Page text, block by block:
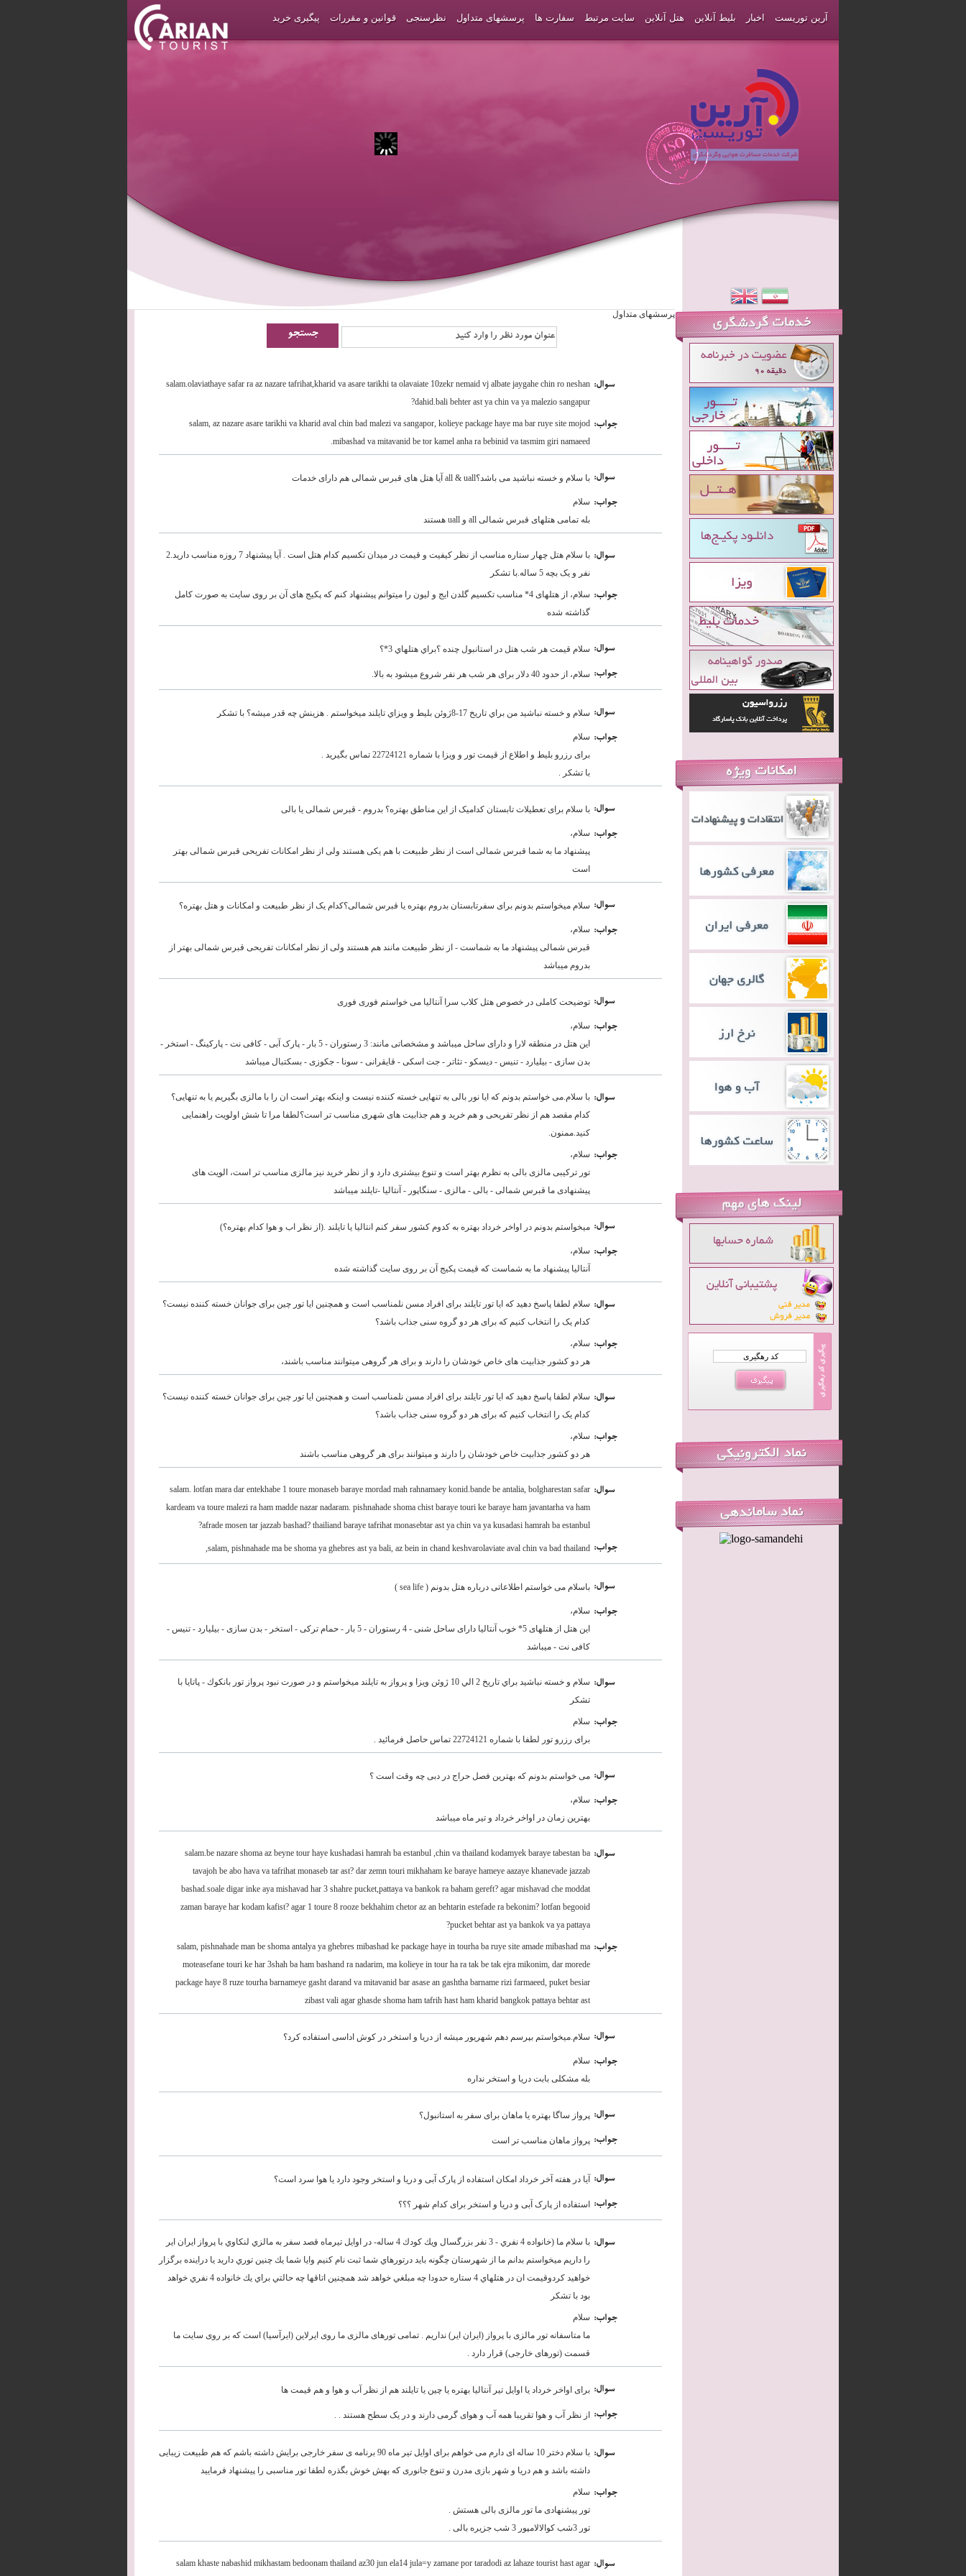
آرین توریست اخبار بلیط آنلاین هتل آنلاین سایت مرتبط سفارت ها پرسشهای متداول نظرسنجی قوانین و مقررات پیگیری خرید
پرسشهای متداول
salam.olaviathaye safar ra az nazare tafrihat,kharid va asare tarikhi ta olavaiate 10zekr nemaid vj albate jaygahe chin ro neshan
dahid.bali behter ast ya chin va ya malezio sangapur?
:سوال
salam, az nazare asare tarikhi va kharid aval chin bad malezi va sangapor, kolieye package haye ma bar ruye site mojod
mibashad va mitavanid be tor kamel anha ra bebinid va tasmim giri namaeed.
:جواب
با سلام و خسته نباشید می باشد؟all & uall آیا هتل های قبرس شمالی هم دارای خدمات :سوال
سلام
بله تمامی هتلهای قبرس شمالی all و uall هستند
:جواب
با سلام هتل چهار ستاره مناسب از نظر کیفیت و قیمت در میدان تکسیم کدام هتل است . آیا پیشنهاد 7 روزه مناسب دارید.2
نفر و یک بچه 5 ساله.با تشکر
:سوال
سلام، از هتلهای 4* مناسب تکسیم گلدن ایج و لیون را میتوانم پیشنهاد کنم که پکیج های آن بر روی سایت به صورت کامل
گذاشته شده
:جواب
سلام قيمت هر شب هتل در استانبول چنده ؟براي هتلهاي 3*؟ :سوال
سلام، از حدود 40 دلار برای هر شب هر نفر شروع میشود به بالا. :جواب
سلام و خسته نباشيد من براي تاريخ 17-8ژوئن بليط و ويزاي تايلند ميخواستم . هزينش چه قدر ميشه؟ با تشكر :سوال
سلام
برای رزرو بلیط و اطلاع از قیمت تور و ویزا با شماره 22724121 تماس بگیرید .
با تشکر .
:جواب
با سلام برای تعطیلات تابستان کدامیک از این مناطق بهتره؟ بدروم - قبرس شمالی یا بالی :سوال
سلام،
پیشنهاد ما به شما قبرس شمالی است از نظر طبیعت با هم یکی هستند ولی از نظر امکانات تفریحی قبرس شمالی بهتر
است
:جواب
سلام میخواستم بدونم برای سفرتابستان بدروم بهتره یا قبرس شمالی؟کدام یک از نظر طبیعت و امکانات و هتل بهتره؟ :سوال
سلام،
قبرس شمالی پیشنهاد ما به شماست - از نظر طبیعت مانند هم هستند ولی از نظر امکانات تفریحی قبرس شمالی بهتر از
بدروم میباشد
:جواب
توضیحت کاملی در خصوص هتل کلاب سرا آنتالیا می خواستم فوری فوری :سوال
سلام،
این هتل در منطقه لارا و دارای ساحل میباشد و مشخصاتی مانند: 3 رستوران - 5 بار - پارک آبی - کافی نت - پارکینگ - استخر -
بدن سازی - بیلیارد - تنیس - دیسکو - تئاتر - جت اسکی - قایقرانی - سونا - جکوزی - بسکتبال میباشد
:جواب
با سلام.می خواستم بدونم که ایا نور بالی به تنهایی خسته کننده نیست و اینکه بهتر است ان را با مالزی بگیریم یا به تنهایی؟
کدام مقصد هم از نظر تفریحی و هم خرید و هم جذابیت های شهری مناسب تر است؟لطفا مرا تا شش اولویت راهنمایی
کنید.ممنون.
:سوال
سلام،
تور ترکیبی مالزی بالی به نظرم بهتر است و تنوع بیشتری دارد و از نظر خرید نیز مالزی مناسب تر است، الویت های
پیشنهادی ما قبرس شمالی - بالی - مالزی - سنگاپور - آنتالیا -تایلند میباشد
:جواب
میخواستم بدونم در اواخر خرداد بهتره به کدوم کشور سفر کنم انتالیا یا تایلند .(از نظر اب و هوا کدام بهتره؟) :سوال
سلام،
آنتالیا پیشنهاد ما به شماست که قیمت پکیج آن بر روی سایت گذاشته شده
:جواب
سلام لطفا پاسخ دهید که ایا تور تایلند برای افراد مسن نلمناسب است و همچنین ایا تور چین برای جوانان خسته کننده نیست؟
کدام یک را انتخاب کنیم که برای هر دو گروه سنی جذاب باشد؟
:سوال
سلام،
هر دو کشور جذابیت های خاص خودشان را دارند و برای هر گروهی میتوانند مناسب باشند،
:جواب
سلام لطفا پاسخ دهید که ایا تور تایلند برای افراد مسن نلمناسب است و همچنین ایا تور چین برای جوانان خسته کننده نیست؟
کدام یک را انتخاب کنیم که برای هر دو گروه سنی جذاب باشد؟
:سوال
سلام،
هر دو کشور جذابیت خاص خودشان را دارند و میتوانند برای هر گروهی مناسب باشند
:جواب
salam. lotfan mara dar entekhabe 1 toure monaseb baraye mordad mah rahnamaey konid.bande be antalia, bolgharestan safar
kardeam va toure malezi ra ham madde nazar nadaram. pishnahade shoma chist baraye touri ke baraye ham javantarha va ham
afrade mosen tar jazzab bashad? thailiand baraye tafrihat monasebtar ast ya chin va ya kusadasi hamrah ba estanbul?
:سوال
salam, pishnahade ma be shoma ya ghebres ast ya bali, az bein in chand keshvarolaviate aval chin va bad thailand, :جواب
باسلام می خواستم اطلاعاتی درباره هتل بدونم ( sea life ) :سوال
سلام،
این هتل از هتلهای 5* خوب آنتالیا دارای ساحل شنی - 4 رستوران - 5 بار - حمام ترکی - استخر - بدن سازی - بیلیارد - تنیس -
کافی نت - میباشد
:جواب
سلام و خسته نباشيد براي تاريخ 2 الي 10 ژوئن ويزا و پرواز به تايلند ميخواستم و در صورت نبود پرواز تور بانكوك - پاتايا با
تشكر
:سوال
سلام
برای رزرو تور لطفا با شماره 22724121 تماس حاصل فرمائید .
:جواب
می خواستم بدونم که بهترین فصل حراج در دبی چه وقت است ؟ :سوال
سلام،
بهترین زمان در اواخر خرداد و تیر ماه میباشد
:جواب
salam.be nazare shoma az beyne tour haye kushadasi hamrah ba estanbul ,chin va thailand kodamyek baraye tabestan ba
tavajoh be abo hava va tafrihat monaseb tar ast? dar zemn touri mikhaham ke baraye hameye aazaye khanevade jazzab
bashad.soale digar inke aya mishavad har 3 shahre pucket,pattaya va bankok ra baham gereft? agar mishavad che moddat
zaman baraye har kodam kafist? agar 1 toure 8 rooze bekhahim chetor az an behtarin estefade ra bekonim? lotfan begooid
pucket behtar ast ya bankok va ya pattaya?
:سوال
salam, pishnahade man be shoma antalya ya ghebres mibashad ke package haye in tourha ba ruye site amade mibashad ma
moteasefane touri ke har 3shah ba ham bashand ra nadarim, ma kolieye in tour ha ra tak be tak ejra mikonim, dar morede
package haye 8 ruze tourha barnameye gasht darand va mitavanid bar asase an gashtha barname rizi farmaeed, puket besiar
zibast vali agar ghasde shoma ham tafrih hast ham kharid bangkok pattaya behtar ast
:جواب
سلام.میخواستم بپرسم دهم شهریور میشه از دریا و استخر در کوش اداسی استفاده کرد؟ :سوال
سلام
بله مشکلی بابت دریا و استخر نداره
:جواب
پرواز ساگا بهتره یا ماهان برای سفر به استانبول؟ :سوال
پرواز ماهان مناسب تر است :جواب
آیا در هفته آخر خرداد امکان استفاده از پارک آبی و دریا و استخر وجود دارد یا هوا سرد است؟ :سوال
استفاده از پارک آبی و دریا و استخر برای کدام شهر ؟؟؟ :جواب
با سلام ما (خانواده 4 نفري - 3 نفر بزرگسال ويك كودك 4 ساله- در اوايل تيرماه قصد سفر به مالزي لنكاوي با پرواز ايران اير
را داريم ميخواستم بدانم ما از شهرستان چگونه بايد درتورهاي شما ثبت نام كنيم وايا شما يك چنين توري داريد يا دراينده برگزار
خواهيد كردوقيمت ان در هتلهاي 4 ستاره حدودا چه مبلغي خواهد شد همچنين اتاقها چه حالتي براي يك خانواده 4 نفري خواهد
بود با تشكر
:سوال
سلام
ما متاسفانه تور مالزی با پرواز (ایران ایر) نداریم . تمامی تورهای مالزی ما روی ایرلاین (ایرآسیا) است که بر روی سایت ما
قسمت (تورهای خارجی) قرار دارد .
:جواب
برای اواخر خرداد یا اوایل تیر آنتالیا بهتره یا چین یا تایلند هم از نظر آب و هوا و هم قیمت ها :سوال
از نظر آب و هوا تقریبا همه آب و هوای گرمی دارند و در یک سطح هستند . . :جواب
با سلام دختر 10 ساله ای دارم می خواهم برای اوایل تیر ماه 90 برنامه ی سفر خارجی برایش داشته باشم که هم طبیعت زیبایی
داشته باشد و هم دریا و شهر بازی مدرن و تنوع جانوری که بهش خوش بگذره لطفا تور مناسبی را پیشنهاد فرمایید
:سوال
سلام
تور پیشنهادی ما تور مالزی بالی هستش .
تور 3شب کوالالامپور 3 شب جزیره بالی .
:جواب
salam khaste nabashid mikhastam bedoonam thailand az30 jun ela14 jula=y zamane por taradodi az lahaze tourist hast agar :سوال